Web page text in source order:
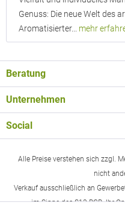
Genuss: Die neue Welt des
Aromatisierter... mehr
Beratung
Unternehmen
Social
Alle Preise verstehen sich zzgl.
nicht
Verkauf ausschließlich an
im Sinne des §13 BGB. Ihr